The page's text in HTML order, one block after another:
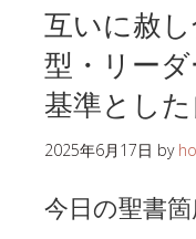
互いに赦
型・リー
基準とした
2025年6月17日 by
今日の聖書